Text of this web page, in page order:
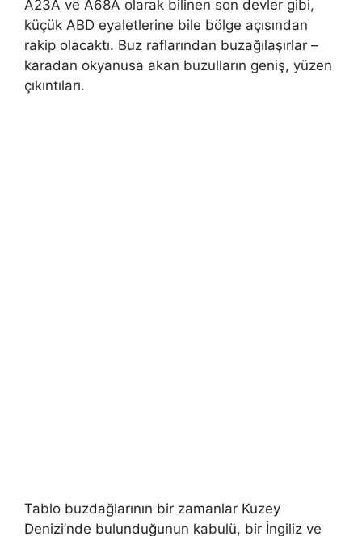
A23A ve A68A olarak bilinen son devler gibi,
küçük ABD eyaletlerine bile bölge açısından
rakip olacaktı. Buz raflarından buzağılaşırlar –
karadan okyanusa akan buzulların geniş, yüzen
çıkıntıları.
Tablo buzdağlarının bir zamanlar Kuzey
Denizi’nde bulunduğunun kabulü, bir İngiliz ve